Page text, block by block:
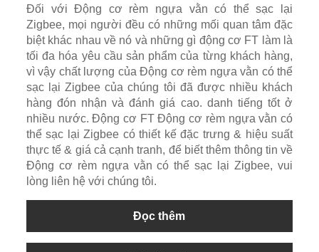
Đối với Động cơ rèm ngựa vằn có thể sạc lại
Zigbee, mọi người đều có những mối quan tâm đặc
biệt khác nhau về nó và những gì động cơ FT làm là
tối đa hóa yêu cầu sản phẩm của từng khách hàng,
vì vậy chất lượng của Động cơ rèm ngựa vằn có thể
sạc lại Zigbee của chúng tôi đã được nhiều khách
hàng đón nhận và đánh giá cao. danh tiếng tốt ở
nhiều nước. Động cơ FT Động cơ rèm ngựa vằn có
thể sạc lại Zigbee có thiết kế đặc trưng & hiệu suất
thực tế & giá cả cạnh tranh, để biết thêm thông tin về
Động cơ rèm ngựa vằn có thể sạc lại Zigbee, vui
lòng liên hệ với chúng tôi.
Đọc thêm